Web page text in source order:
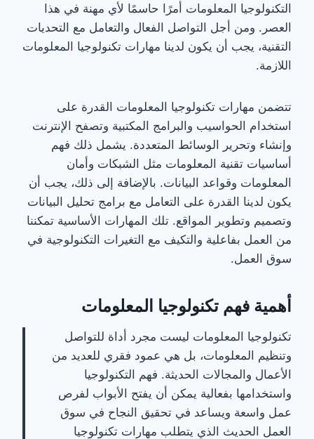
التكنولوجيا المعلومات أمرًا حاسمًا لأي مهنة في هذا
العصر. ومن أجل التواصل الفعال والتعامل مع التحديات
التقنية، يجب أن يكون لدينا مهارات تكنولوجيا المعلومات
اللازمة.
تتضمن مهارات تكنولوجيا المعلومات القدرة على
استخدام الحواسيب والبرامج المكتبية وتصفح الإنترنت
وإنشاء وتحرير الوسائط المتعددة. يشمل ذلك فهم
أساسيات تقنية المعلومات مثل الشبكات وأمان
المعلومات وقواعد البيانات. بالإضافة إلى ذلك، يجب أن
يكون لدينا القدرة على التعامل مع برامج تحليل البيانات
وتصميم وتطوير المواقع. تلك المهارات الأساسية تمكننا
من العمل بفاعلية والتكيف مع التغيرات التكنولوجية في
سوق العمل.
أهمية فهم تكنولوجيا المعلومات
تكنولوجيا المعلومات ليست مجرد أداة للتواصل
وتنظيم المعلومات، بل هي عمود فقري للعديد من
الأعمال والمجالات الحديثة. فهم التكنولوجيا
واستخدامها بفعالية يمكن أن يفتح الأبواب لفرص
عمل واسعة ويساعد في تحقيق النجاح في سوق
العمل الحديث الذي يتطلب مهارات تكنولوجيا